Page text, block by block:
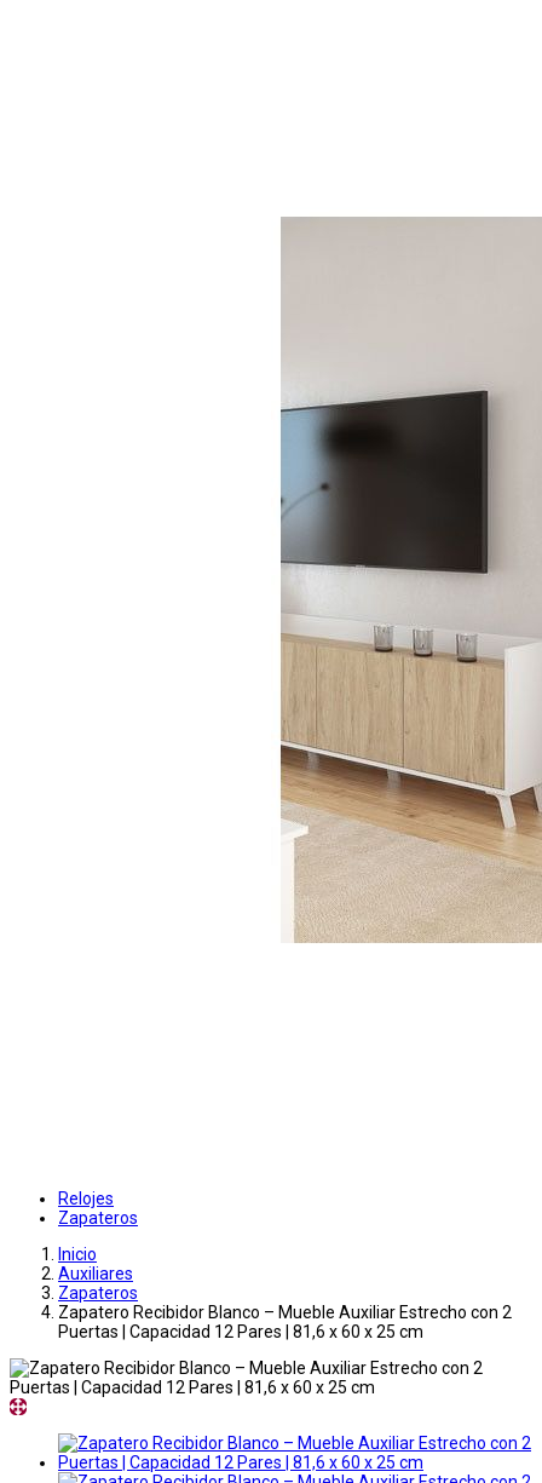
Relojes
Zapateros
Inicio
Auxiliares
Zapateros
Zapatero Recibidor Blanco – Mueble Auxiliar Estrecho con 2
Puertas | Capacidad 12 Pares | 81,6 x 60 x 25 cm